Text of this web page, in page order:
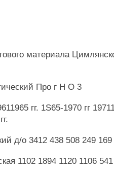
материала
Про г Н О 3
гг. 1S65-1970 гг
д/о 3412 438 508 249 169
1102 1894 1120 1106